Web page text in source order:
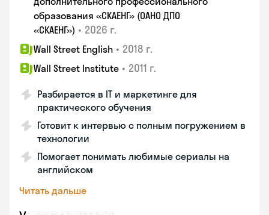
образования «СКАЕНГ» (ОАНО ДПО
«СКАЕНГ») • 2026 г.
Wall Street English • 2018 г.
Wall Street Institute • 2011 г.
Разбирается в IT и маркетинге для
практического обучения
Готовит к интервью с полным погружением в
технологии
Помогает понимать любимые сериалы на
английском
Читать дальше